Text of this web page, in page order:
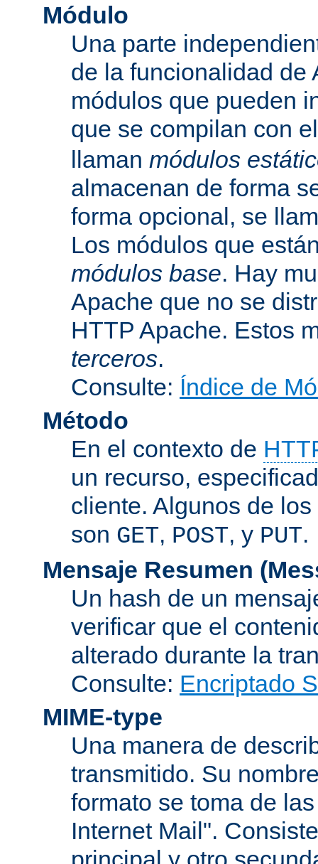
Módulo
Una parte
de la funcionalidad de
módulos que pueden
que se compilan con
llaman módulos
almacenan de forma
forma opcional, se
Los módulos que
módulos base. Hay
Apache que no se
HTTP Apache. Estos
terceros.
Consulte: Índice de
Método
En el contexto de
un recurso,
cliente. Algunos de
son GET, POST, y PUT.
Mensaje Resumen
Un hash de un
verificar que el
alterado durante la
Consulte: Encriptado
MIME-type
Una manera de
transmitido. Su
formato se toma de
Internet Mail".